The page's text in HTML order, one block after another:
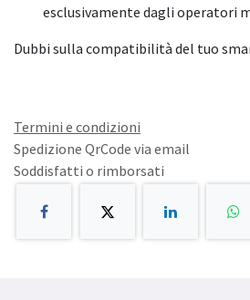
esclusivamente dagli operatori
Dubbi sulla compatibilità del tuo
Termini e condizioni
Spedizione QrCode via email
Soddisfatti o rimborsati